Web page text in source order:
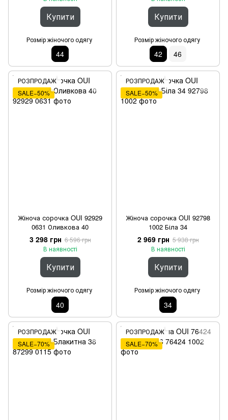
Купити
Розмір жіночого одягу
44
Купити
Розмір жіночого одягу
42 46
РОЗПРОДАЖ
SALE−50%
Жіноча сорочка OUI 92929
0631 Оливкова 40
3 298 грн 6 596 грн
В наявності
Купити
Розмір жіночого одягу
40
РОЗПРОДАЖ
SALE−50%
Жіноча сорочка OUI 92798
1002 Біла 34
2 969 грн 5 938 грн
В наявності
Купити
Розмір жіночого одягу
34
РОЗПРОДАЖ
SALE−70%
РОЗПРОДАЖ
SALE−70%